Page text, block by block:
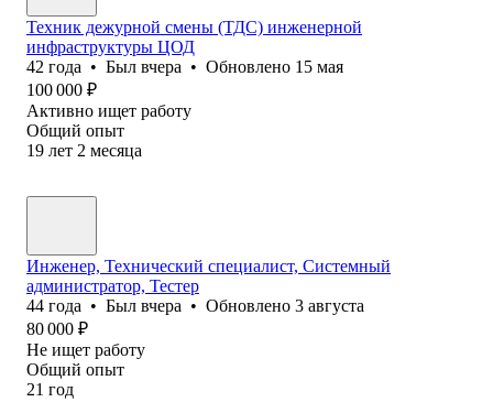
Техник дежурной смены (ТДС) инженерной
инфраструктуры ЦОД
42 года • Был вчера • Обновлено 15 мая
100 000 ₽
Активно ищет работу
Общий опыт
19 лет 2 месяца
Инженер, Технический специалист, Системный
администратор, Тестер
44 года • Был вчера • Обновлено 3 августа
80 000 ₽
Не ищет работу
Общий опыт
21 год